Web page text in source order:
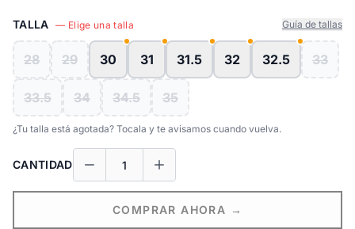
TALLA — Elige una talla Guía de tallas
28 29 30 31 31.5 32 32.5 33
33.5 34 34.5 35
¿Tu talla está agotada? Tocala y te avisamos cuando vuelva.
CANTIDAD
COMPRAR AHORA →